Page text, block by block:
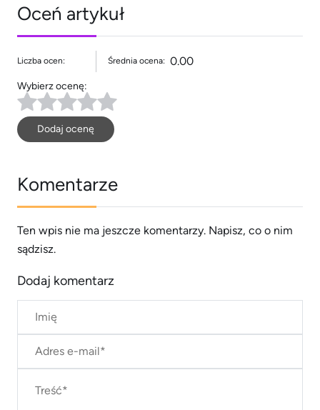
Oceń artykuł
Liczba ocen: Średnia ocena: 0.00
Wybierz ocenę:
Dodaj ocenę
Komentarze
Ten wpis nie ma jeszcze komentarzy. Napisz, co o nim
sądzisz.
Dodaj komentarz